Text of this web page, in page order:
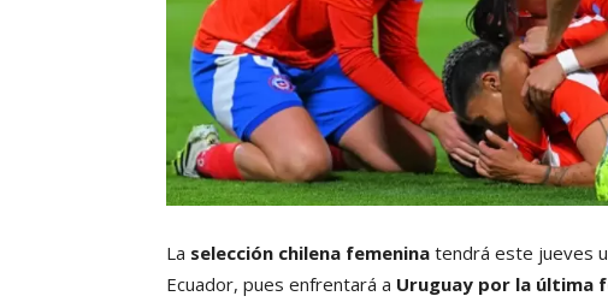
La selección chilena femenina tendrá este jueves
Ecuador, pues enfrentará a Uruguay por la última